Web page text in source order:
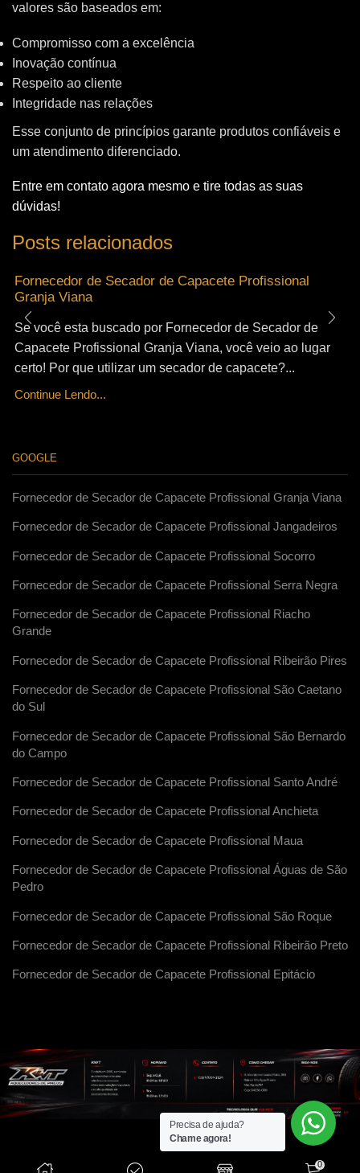
valores são baseados em:
Compromisso com a excelência
Inovação contínua
Respeito ao cliente
Integridade nas relações
Esse conjunto de princípios garante produtos confiáveis e
um atendimento diferenciado.
Entre em contato agora mesmo e tire todas as suas
dúvidas!
Posts relacionados
Fornecedor de Secador de Capacete Profissional
Granja Viana
Se você esta buscado por Fornecedor de Secador de
Capacete Profissional Granja Viana, você veio ao lugar
certo! Por que utilizar um secador de capacete?...
Continue Lendo...
GOOGLE
Fornecedor de Secador de Capacete Profissional Granja Viana
Fornecedor de Secador de Capacete Profissional Jangadeiros
Fornecedor de Secador de Capacete Profissional Socorro
Fornecedor de Secador de Capacete Profissional Serra Negra
Fornecedor de Secador de Capacete Profissional Riacho
Grande
Fornecedor de Secador de Capacete Profissional Ribeirão Pires
Fornecedor de Secador de Capacete Profissional São Caetano
do Sul
Fornecedor de Secador de Capacete Profissional São Bernardo
do Campo
Fornecedor de Secador de Capacete Profissional Santo André
Fornecedor de Secador de Capacete Profissional Anchieta
Fornecedor de Secador de Capacete Profissional Maua
Fornecedor de Secador de Capacete Profissional Águas de São
Pedro
Fornecedor de Secador de Capacete Profissional São Roque
Fornecedor de Secador de Capacete Profissional Ribeirão Preto
Fornecedor de Secador de Capacete Profissional Epitácio
0
Precisa de ajuda?
Chame agora!